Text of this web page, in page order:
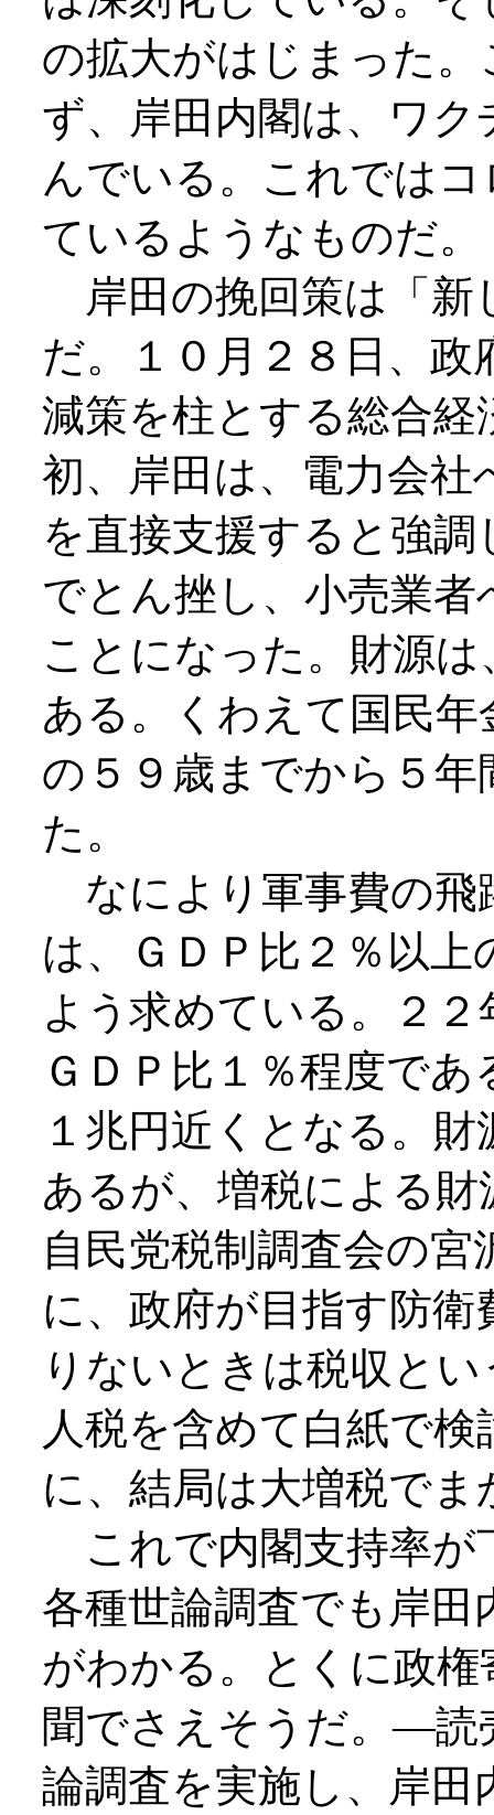
の拡大がはじまった
ず、岸田内閣は、ワ
んでいる。これでは
ているようなものだ。
岸田の挽回策は「新
だ。１０月２８日、
減策を柱とする総合
初、岸田は、電力会
を直接支援すると強
でとん挫し、小売業
ことになった。財源
ある。くわえて国民
の５９歳までから５
た。
なにより軍事費の飛
は、ＧＤＰ比２％以
よう求めている。２
ＧＤＰ比１％程度で
１兆円近くとなる。
あるが、増税による
自民党税制調査会の
に、政府が目指す防
りないときは税収と
人税を含めて白紙で
に、結局は大増税で
これで内閣支持率が
各種世論調査でも岸
がわかる。とくに政
聞でさえそうだ。―読
論調査を実施し、岸田